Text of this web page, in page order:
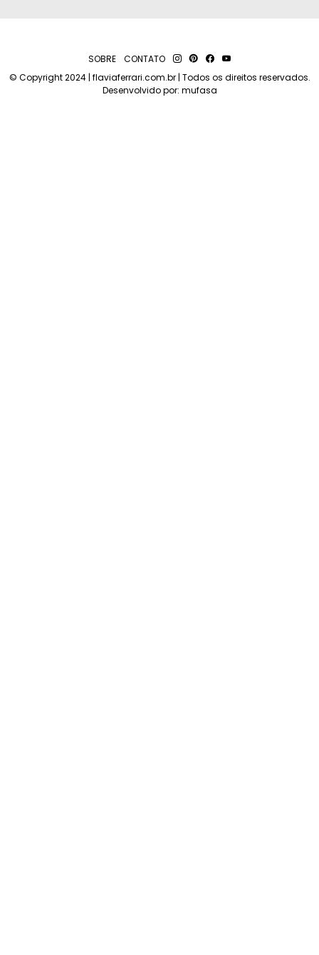
SOBRE
CONTATO
© Copyright 2024 | flaviaferrari.com.br | Todos os direitos reservados.
Desenvolvido por: mufasa